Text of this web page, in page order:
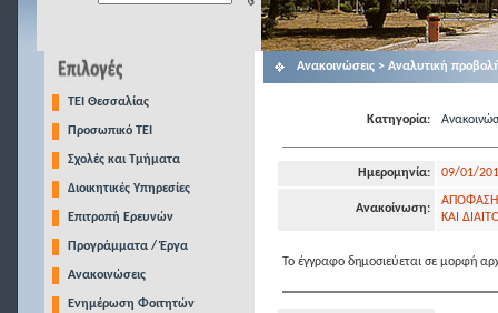
TEI Θεσσαλίας
Προσωπικό ΤΕΙ
Σχολές και Τμήματα
Διοικητικές Υπηρεσίες
Επιτροπή Ερευνών
Προγράμματα / Έργα
Ανακοινώσεις
Ενημέρωση Φοιτητών
Ανακοινώσεις > Αναλυτική
Κατηγορία:
Ημερομηνία: 09/01/
Ανακοίνωση:
ΑΠΟΦΑΣΗ
ΚΑΙ
Το έγγραφο δημοσιεύεται σε μορφή